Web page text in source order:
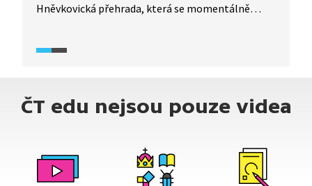
Hněvkovická přehrada, která se momentálně
kde pokračují práce na prohlubování koryta Vltavy.
ČT edu nejsou pouze videa